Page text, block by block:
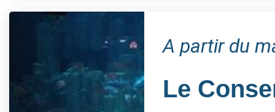
A partir du
Le